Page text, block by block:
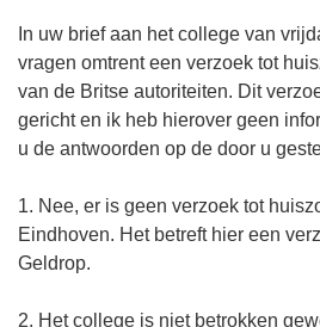
In uw brief aan het college van
vragen omtrent een verzoek tot
van de Britse autoriteiten. Dit
gericht en ik heb hierover geen
u de antwoorden op de door u
1. Nee, er is geen verzoek tot
Eindhoven. Het betreft hier een
Geldrop.
2. Het college is niet betrokken